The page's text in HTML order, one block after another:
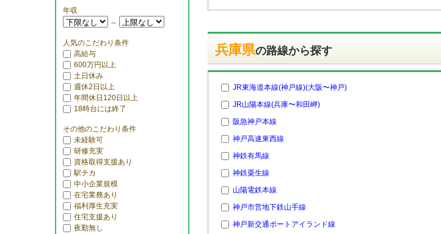
年収
～
人気のこだわり条件
高給与
600万円以上
土日休み
週休2日以上
年間休日120日以上
18時台には終了
その他のこだわり条件
未経験可
研修充実
資格取得支援あり
駅チカ
中小企業規模
在宅業務あり
福利厚生充実
住宅支援あり
夜勤無し
兵庫県の路線から探す
JR東海道本線(神戸線)(大阪〜神戸)
JR山陽本線(兵庫〜和田岬)
阪急神戸本線
神戸高速東西線
神鉄有馬線
神鉄粟生線
山陽電鉄本線
神戸市営地下鉄山手線
神戸新交通ポートアイランド線